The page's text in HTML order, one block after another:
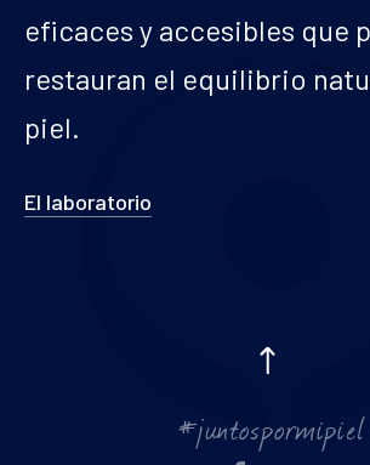
eficaces y accesibles que
restauran el equilibrio
piel.
El laboratorio
#juntospormipiel